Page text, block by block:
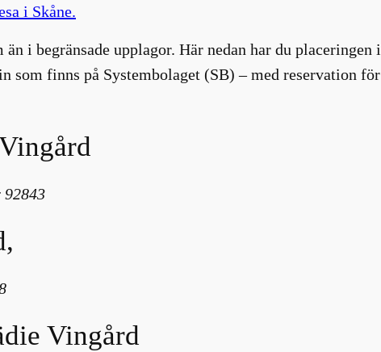
i Skåne.
i begränsade upplagor. Här nedan har du placeringen i
finns på Systembolaget (SB) – med reservation för
92843
Vingård